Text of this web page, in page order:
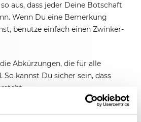
aus, dass jeder Deine Botschaft
Wenn Du eine Bemerkung
benutze einfach einen Zwinker-
Abkürzungen, die für alle
So kannst Du sicher sein, dass
dass eine Diskussion zur